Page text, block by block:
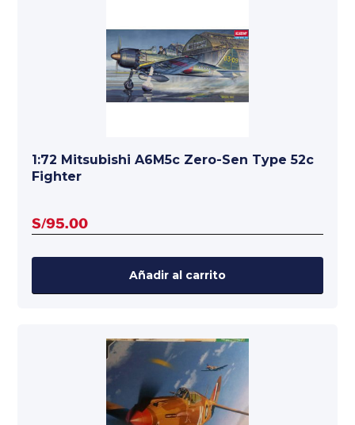
1:72 Mitsubishi A6M5c Zero-Sen Type 52c
Fighter
S/95.00
Añadir al carrito